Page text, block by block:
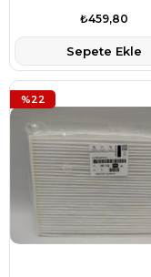
9678792080
₺459,80
Sepete Ekle
%22